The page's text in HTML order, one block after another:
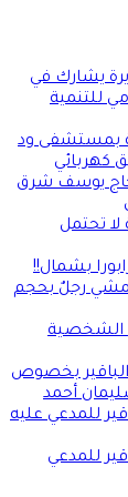
يشارك في
للتنمية
بمستشفى ود
كهربائي
يوسف شرق
لا تحتمل
بشمال!!
رجلٌ بحجم
الشخصية
بخصوص
أحمد
للمدعي عليه
للمدعي